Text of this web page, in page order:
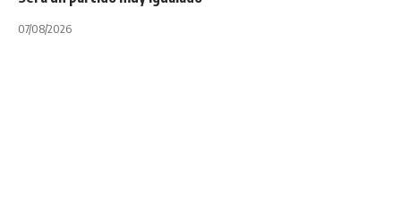
07/08/2026